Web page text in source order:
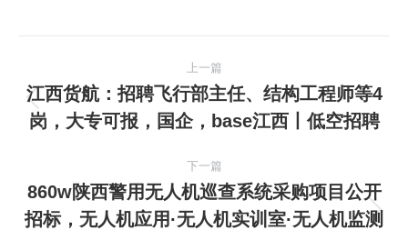
章
导
上一篇
上
一
篇
文
章：
江西货航：招聘飞行部主任、结构工程师等4
岗，大专可报，国企，base江西丨低空招聘
下一篇
下
860w陕西警用无人机巡查系统采购项目公开
招标，无人机应用·无人机实训室·无人机监测